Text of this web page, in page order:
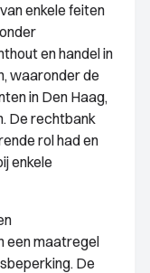
enkele feiten
en handel in
waaronder de
in Den Haag,
De rechtbank
rol had en
enkele
een maatregel
De